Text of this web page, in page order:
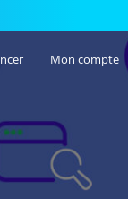
Mon compte